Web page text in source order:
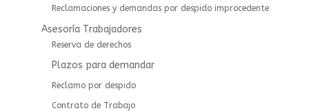
Reclamaciones y demandas por despido improcedente
Asesoría Trabajadores
⁠⁠Reserva de derechos
Plazos para demandar
Reclamo por despido
Contrato de Trabajo